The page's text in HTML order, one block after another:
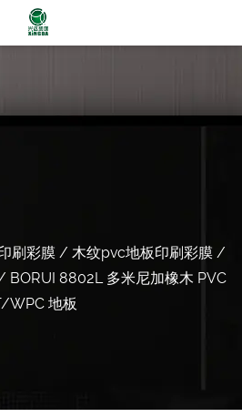
刷彩膜 / 木纹pvc地板印刷彩膜 /
BORUI 8802L 多米尼加橡木 PVC
WPC 地板